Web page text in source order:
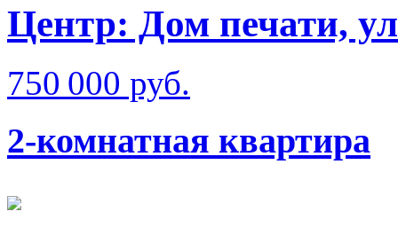
Центр: Дом печати,
750 000 руб.
2-комнатная квартира